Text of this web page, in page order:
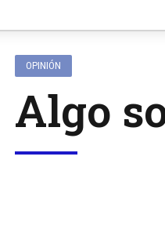
OPINIÓN
Algo